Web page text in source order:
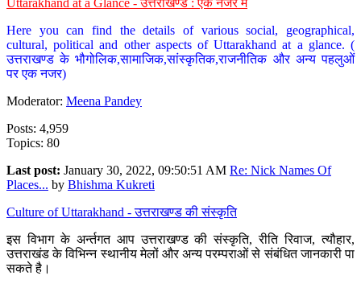
Uttarakhand at a Glance - उत्तराखण्ड : एक नजर में
Here you can find the details of various social, geographical,
cultural, political and other aspects of Uttarakhand at a glance. (
उत्तराखण्ड के भौगोलिक,सामाजिक,सांस्कृतिक,राजनीतिक और अन्य पहलुओं
पर एक नजर)
Moderator: Meena Pandey
Posts: 4,959
Topics: 80
Last post: January 30, 2022, 09:50:51 AM Re: Nick Names Of
Places... by Bhishma Kukreti
Culture of Uttarakhand - उत्तराखण्ड की संस्कृति
इस विभाग के अर्न्तगत आप उत्तराखण्ड की संस्कृति, रीति रिवाज, त्यौहार,
उत्तराखंड के विभिन्न स्थानीय मेलों और अन्य परम्पराओं से संबंधित जानकारी पा
सकते है।